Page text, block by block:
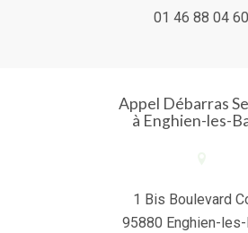
01 46 88 04 60
Appel Débarras
à Enghien-les-
1 Bis Boulevard
95880 Enghien-